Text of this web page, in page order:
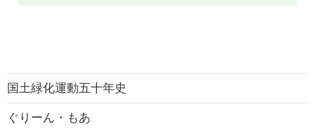
国土緑化運動五十年史
ぐりーん・もあ